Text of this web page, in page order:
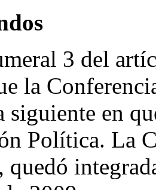
3 del
la
siguiente en
Política. La
quedó